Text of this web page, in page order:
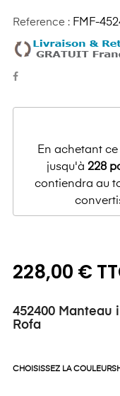
Reference : FMF-
En achetant
jusqu'à 228
contiendra au
228,00 €
452400
Rofa
CHOISISSEZ LA